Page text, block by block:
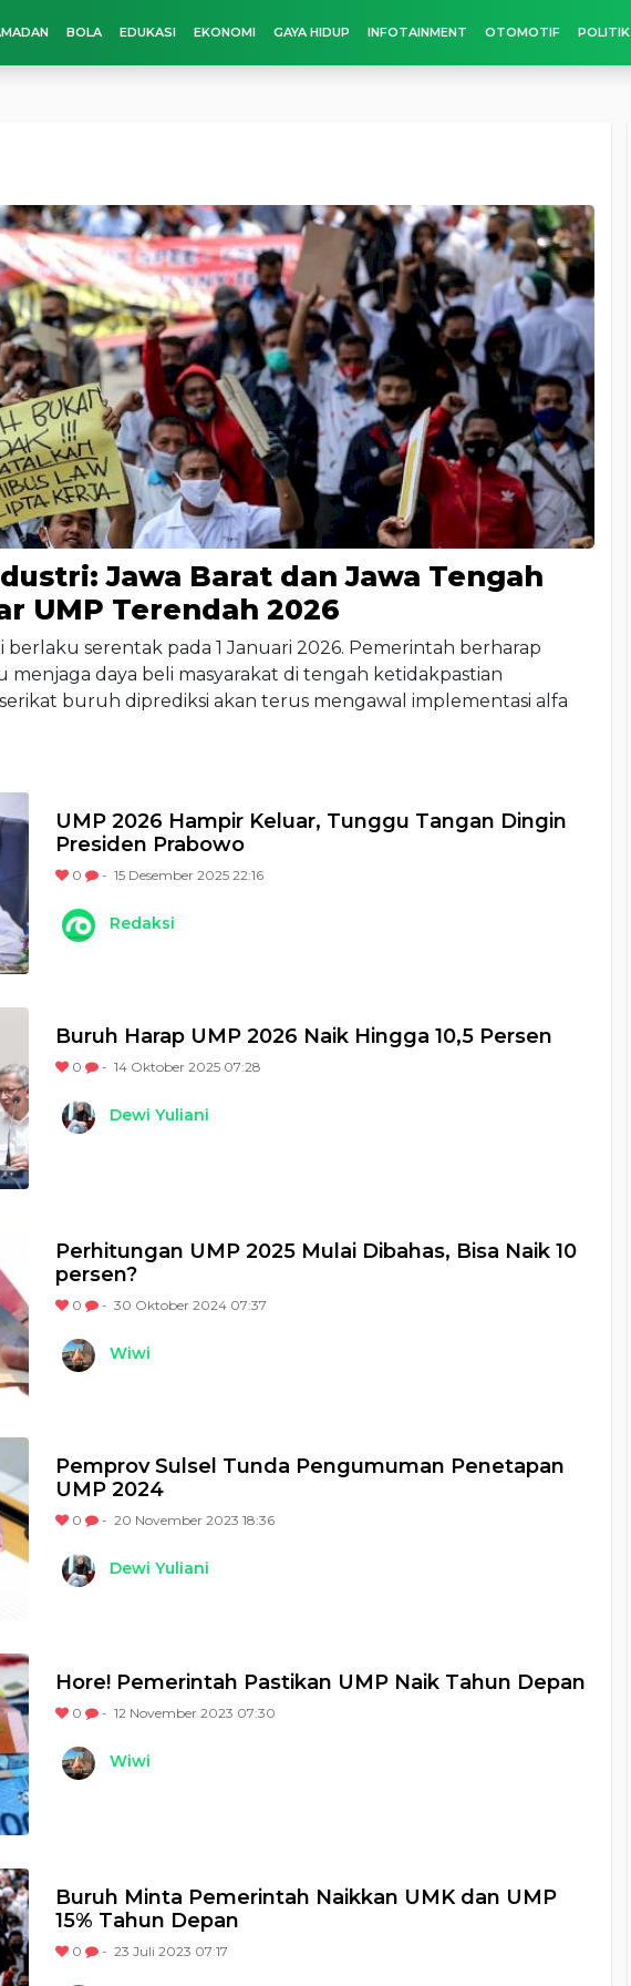
BOLA EDUKASI EKONOMI GAYA HIDUP INFOTAINMENT OTOMOTIF POLITIK
Jawa Barat dan Jawa Tengah
UMP Terendah 2026
berlaku serentak pada 1 Januari 2026. Pemerintah berharap
menjaga daya beli masyarakat di tengah ketidakpastian
buruh diprediksi akan terus mengawal implementasi alfa
UMP 2026 Hampir Keluar, Tunggu Tangan Dingin
Presiden Prabowo
0 - 15 Desember 2025 22:16
Redaksi
Buruh Harap UMP 2026 Naik Hingga 10,5 Persen
0 - 14 Oktober 2025 07:28
Dewi Yuliani
Perhitungan UMP 2025 Mulai Dibahas, Bisa Naik 10
persen?
0 - 30 Oktober 2024 07:37
Wiwi
Pemprov Sulsel Tunda Pengumuman Penetapan
UMP 2024
0 - 20 November 2023 18:36
Dewi Yuliani
Hore! Pemerintah Pastikan UMP Naik Tahun Depan
0 - 12 November 2023 07:30
Wiwi
Buruh Minta Pemerintah Naikkan UMK dan UMP
15% Tahun Depan
0 - 23 Juli 2023 07:17